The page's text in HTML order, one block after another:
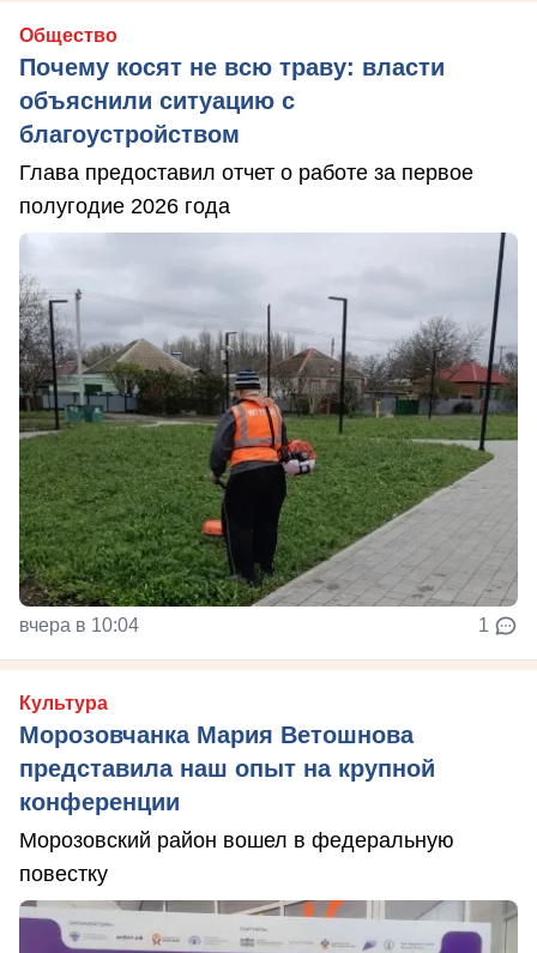
Общество
Почему косят не всю траву: власти
объяснили ситуацию с
благоустройством
Глава предоставил отчет о работе за первое
полугодие 2026 года
вчера в 10:04 1
Культура
Морозовчанка Мария Ветошнова
представила наш опыт на крупной
конференции
Морозовский район вошел в федеральную
повестку